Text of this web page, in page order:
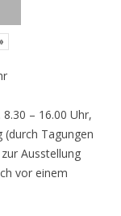
– 16.00 Uhr,
(durch Tagungen
Ausstellung
vor einem